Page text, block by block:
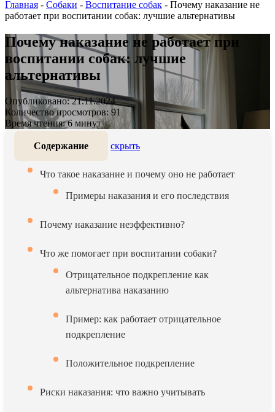
Главная - Собаки - Воспитание собак - Почему наказание не
работает при воспитании собак: лучшие альтернативы
Почему наказание не работает при
воспитании собак: лучшие
альтернативы
Опубликовано: 21.11.2024
Количество просмотров: 91
Время чтения: 6 минут
Содержание скрыть
Что такое наказание и почему оно не работает
Примеры наказания и его последствия
Почему наказание неэффективно?
Что же помогает при воспитании собаки?
Отрицательное подкрепление как
альтернатива наказанию
Пример: как работает отрицательное
подкрепление
Положительное подкрепление
Риски наказания: что важно учитывать